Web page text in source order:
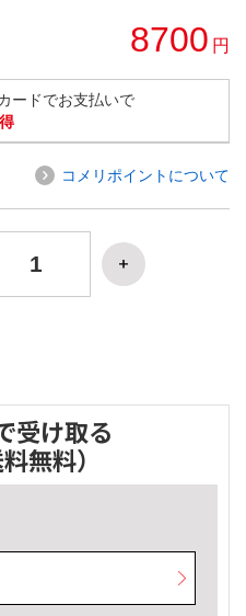
8700 円
ードでお支払いで
コメリポイントについて
受け取る
料無料）